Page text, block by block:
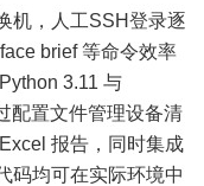
机，人工SSH登录逐
brief 等命令效率
3.11 与
配置文件管理设备清
报告，同时集成
码均可在实际环境中